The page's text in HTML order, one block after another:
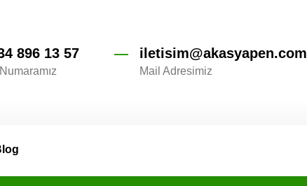
896 13 57 iletisim@akasyapen.com
Mail Adresimiz